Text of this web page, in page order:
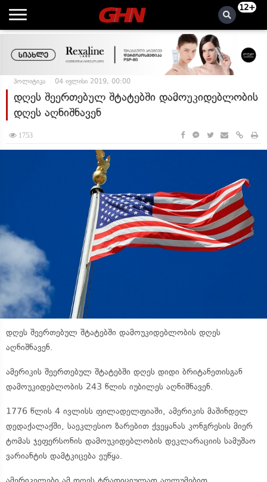
12+
პოლიტიკა 04 ივლისი 2019, 00:00
დღეს შეერთებულ შტატებში დამოუკიდებლობის
დღეს აღნიშნავენ
1753
დღეს შეერთებულ შტატებში დამოუკიდებლობის დღეს
აღნიშნავენ.
ამერიკის შეერთებულ შტატებში დღეს დიდი ბრიტანეთისგან
დამოუკიდებლობის 243 წლის იუბილეს აღნიშნავენ.
1776 წლის 4 ივლისს ფილადელფიაში, ამერიკის მაშინდელ
დედაქალაქში, საეკლესიო ზარებით ქვეყანას კონგრესის მიერ
ტომას ჯეფერსონის დამოუკიდებლობის დეკლარაციის სამუშაო
ვარიანტის დამტკიცება ეუწყა.